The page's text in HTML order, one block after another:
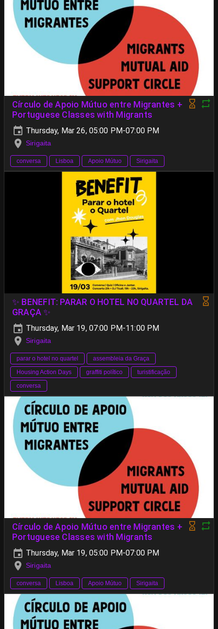
Círculo de Apoio Mútuo entre Migrantes +
Portuguese Classes with Migrants
Thursday, Mar 26, 05:00 PM-07:00 PM
Sirigaita
conversa Lisboa Apoio Mútuo Sirigaita
✨ BENEFIT: PARAR O HOTEL NO QUARTEL DA
GRAÇA ✨
Thursday, Mar 19, 07:00 PM-11:00 PM
Sirigaita
parar o hotel no quartel
assembleia da Graça
Housing Action Days
graffiti político
turistificação
conversa
Círculo de Apoio Mútuo entre Migrantes +
Portuguese Classes with Migrants
Thursday, Mar 19, 05:00 PM-07:00 PM
Sirigaita
conversa Lisboa Apoio Mútuo Sirigaita